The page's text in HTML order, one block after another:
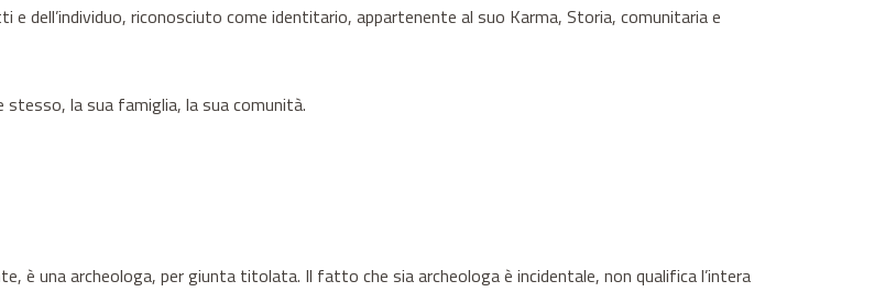
dell’individuo, riconosciuto come identitario, appartenente al suo Karma, Storia, comunitaria e
stesso, la sua famiglia, la sua comunità.
è una archeologa, per giunta titolata. Il fatto che sia archeologa è incidentale, non qualifica l’intera